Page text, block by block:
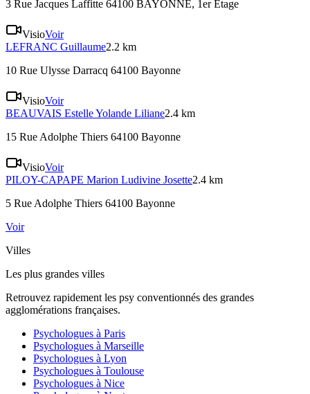
3 Rue Jacques Laffitte 64100 BAYONNE, 1er Etage
VisioVoir
LEFRANC Guillaume2.2 km
10 Rue Ulysse Darracq 64100 Bayonne
VisioVoir
BEAUVAIS Estelle Yolande Liliane2.4 km
15 Rue Adolphe Thiers 64100 Bayonne
VisioVoir
PILOY-CAPAPE Marion Ludivine Josette2.4 km
5 Rue Adolphe Thiers 64100 Bayonne
Voir
Villes
Les plus grandes villes
Retrouvez rapidement les psy conventionnés des grandes
agglomérations françaises.
Psychologues à Paris
Psychologues à Marseille
Psychologues à Lyon
Psychologues à Toulouse
Psychologues à Nice